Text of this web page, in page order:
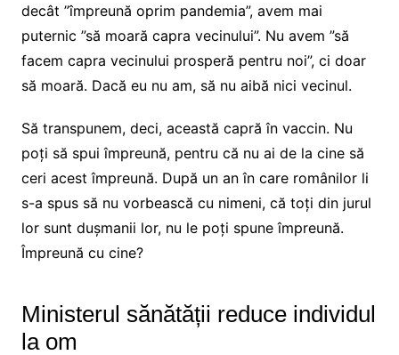
decât ”împreună oprim pandemia”, avem mai
puternic ”să moară capra vecinului”. Nu avem ”să
facem capra vecinului prosperă pentru noi”, ci doar
să moară. Dacă eu nu am, să nu aibă nici vecinul.
Să transpunem, deci, această capră în vaccin. Nu
poți să spui împreună, pentru că nu ai de la cine să
ceri acest împreună. După un an în care românilor li
s-a spus să nu vorbească cu nimeni, că toți din jurul
lor sunt dușmanii lor, nu le poți spune împreună.
Împreună cu cine?
Ministerul sănătății reduce individul
la om